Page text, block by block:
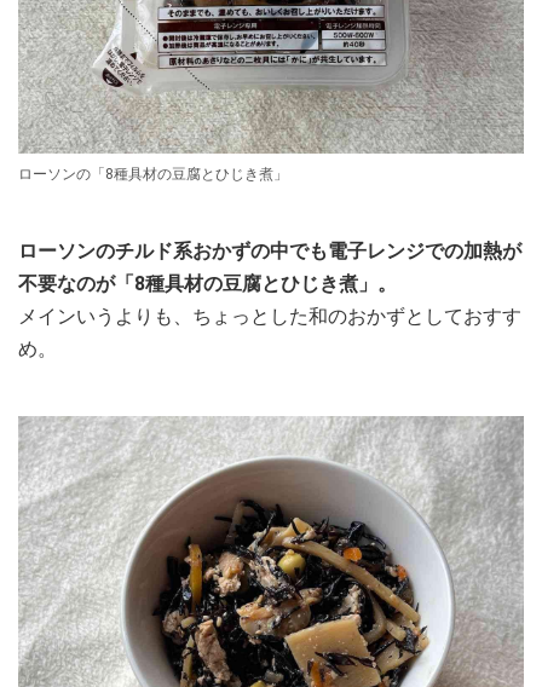
ローソンの「8種具材の豆腐とひじき煮」
ローソンのチルド系おかずの中でも電子レンジでの加熱が
不要なのが「8種具材の豆腐とひじき煮」。
メインいうよりも、ちょっとした和のおかずとしておすす
め。